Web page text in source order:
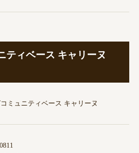
ティベース キャリーヌ
コミュニティベース キャリーヌ